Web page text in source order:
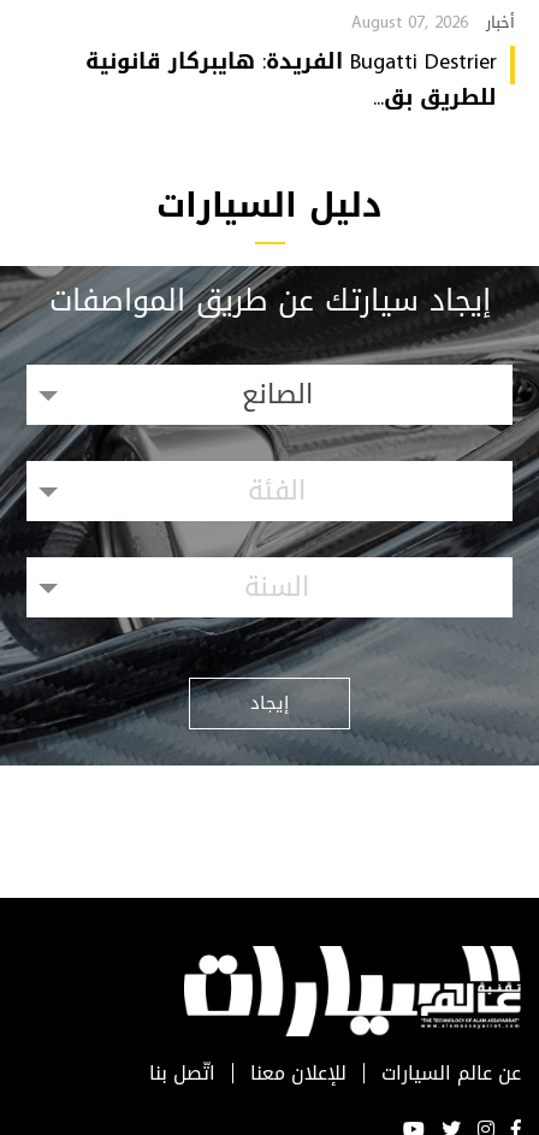
أخبار August 07, 2026
Bugatti Destrier الفريدة: هايبركار قانونية
للطريق بق...
دليل السيارات
إيجاد سيارتك عن طريق المواصفات
الصانع
الفئة
السنة
إيجاد
عن عالم السيارات للإعلان معنا اتّصل بنا